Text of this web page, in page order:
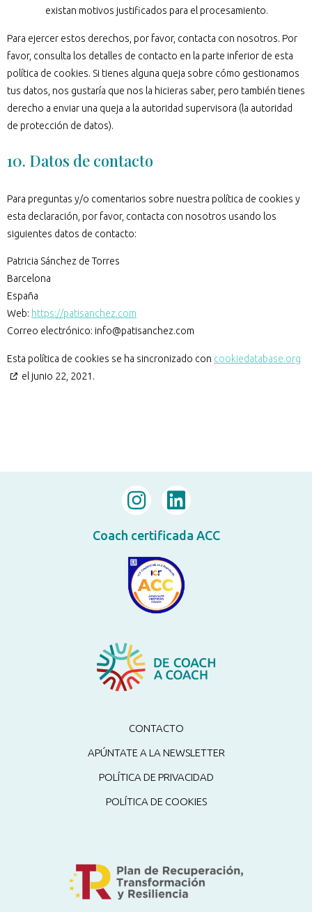
existan motivos justificados para el procesamiento.
Para ejercer estos derechos, por favor, contacta con nosotros. Por
favor, consulta los detalles de contacto en la parte inferior de esta
política de cookies. Si tienes alguna queja sobre cómo gestionamos
tus datos, nos gustaría que nos la hicieras saber, pero también tienes
derecho a enviar una queja a la autoridad supervisora (la autoridad
de protección de datos).
10. Datos de contacto
Para preguntas y/o comentarios sobre nuestra política de cookies y
esta declaración, por favor, contacta con nosotros usando los
siguientes datos de contacto:
Patricia Sánchez de Torres
Barcelona
España
Web: https://patisanchez.com
Correo electrónico: moc.zehcnasitap@ofni
Esta política de cookies se ha sincronizado con cookiedatabase.org
el junio 22, 2021.
CONTACTO
APÚNTATE A LA NEWSLETTER
POLÍTICA DE PRIVACIDAD
POLÍTICA DE COOKIES
Coach certificada ACC